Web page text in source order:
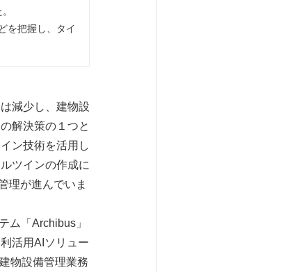
を把握し、タイ
減少し、建物設
解決策の１つと
ン技術を活用し
ツインの作成に
理が進んでいま
ム「Archibus」
活用AIソリュー
物設備管理業務